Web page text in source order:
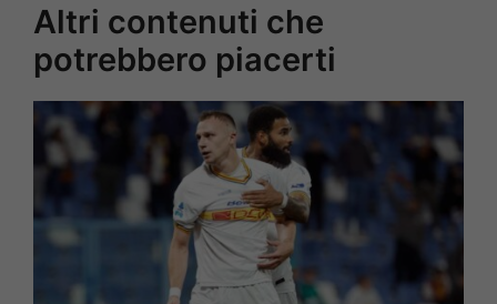
Altri contenuti che
potrebbero piacerti